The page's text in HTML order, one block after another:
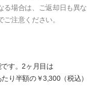
る場合は、ご返却日も異な
注意ください。
す。2ヶ月目は
り半額の￥3,300（税込）